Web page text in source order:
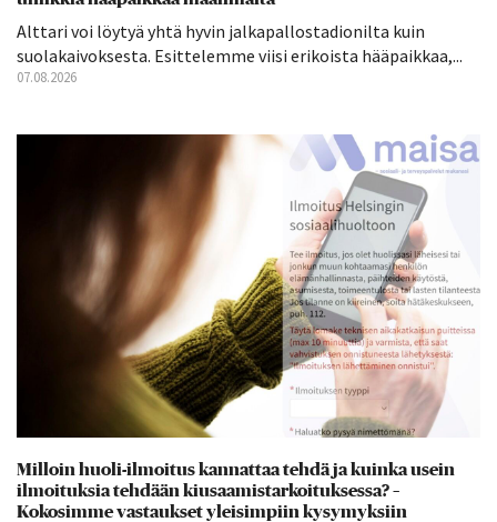
Alttari voi löytyä yhtä hyvin jalkapallostadionilta kuin
suolakaivoksesta. Esittelemme viisi erikoista hääpaikkaa,...
07.08.2026
Milloin huoli-ilmoitus kannattaa tehdä ja kuinka usein
ilmoituksia tehdään kiusaamistarkoituksessa? –
Kokosimme vastaukset yleisimpiin kysymyksiin